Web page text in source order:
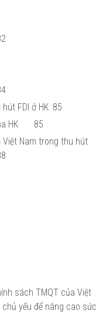
FDI ở HK 85
HK
85
Nam trong thu hút
sách TMQT của Việt
yếu để nâng cao sức